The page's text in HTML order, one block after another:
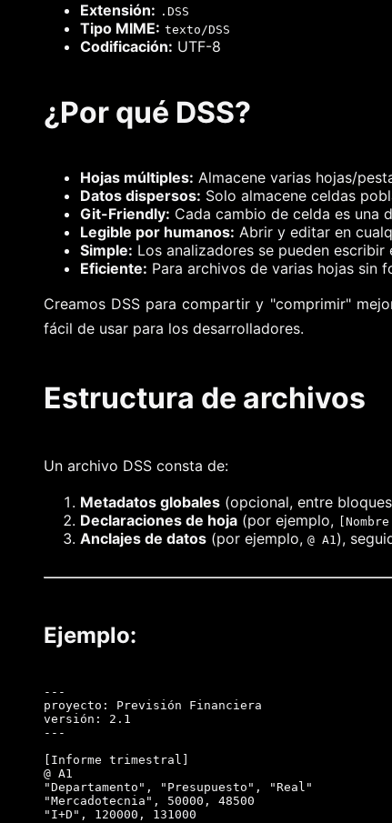
Extensión: .DSS
Tipo MIME: texto/DSS
Codificación: UTF-8
¿Por qué DSS?
Hojas múltiples: Almacene varias hojas/
Datos dispersos: Solo almacene celdas
Git-Friendly: Cada cambio de celda es una
Legible por humanos: Abrir y editar en
Simple: Los analizadores se pueden
Eficiente: Para archivos de varias hojas sin
Creamos DSS para compartir y "comprimir"
fácil de usar para los desarrolladores.
Estructura de archivos
Un archivo DSS consta de:
Metadatos globales (opcional, entre bloques
Declaraciones de hoja (por ejemplo,
Anclajes de datos (por ejemplo, @ A1),
Ejemplo:
---
proyecto: Previsión Financiera
versión: 2.1
---
[Informe trimestral]
@ A1
"Departamento", "Presupuesto", "Real"
"Mercadotecnia", 50000, 48500
"I+D", 120000, 131000